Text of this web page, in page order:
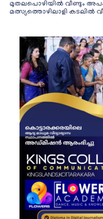
മുതലപൊഴിയിൽ വീണ്ടും
മത്സ്യത്തൊഴിലാളി കടലിൽ